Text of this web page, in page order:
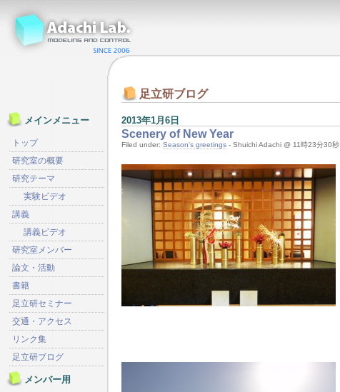
足立研ブログ
2013年1月6日
Scenery of New Year
Filed under: Season's greetings - Shuichi Adachi @ 11時23分30秒
メインメニュー
トップ
研究室の概要
研究テーマ
実験ビデオ
講義
講義ビデオ
研究室メンバー
論文・活動
書籍
足立研セミナー
交通・アクセス
リンク集
足立研ブログ
メンバー用